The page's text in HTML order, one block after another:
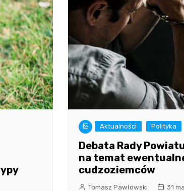
Aktualności Polityka
Debata Rady
na temat
cudzoziemców
Tomasz Pawłowski 31